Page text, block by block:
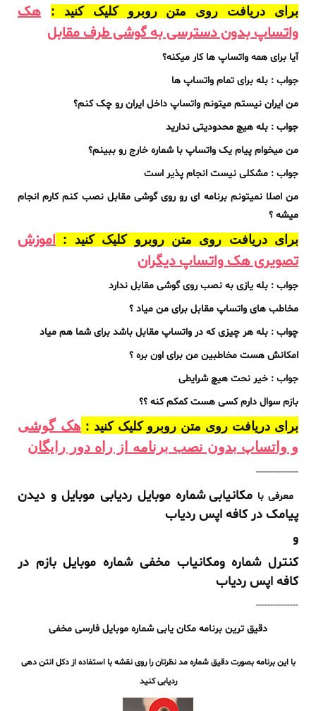
برای دریافت روی متن روبرو کلیک کنید :
هک
واتساپ بدون دسترسی به گوشی طرف مقابل
آیا برای همه واتساپ ها کار میکنه؟
جواب : بله برای تمام واتساپ ها
من ایران نیستم میتونم واتساپ داخل ایران رو چک کنم؟
جواب : بله هیچ محدودیتی ندارید
من میخوام پیام یک واتساپ با شماره خارج رو ببینم؟
جواب : مشکلی نیست انجام پذیر است
من اصلا نمیتونم برنامه ای رو روی گوشی مقابل نصب کنم کارم انجام
میشه ؟
برای دریافت روی متن روبرو کلیک کنید : اموزش
تصویری هک واتساپ دیگران
جواب : بله یازی به نصب روی گوشی مقابل ندارد
مخاطب های واتساپ مقابل برای من میاد ؟
چواب : بله هر چیزی که در واتساپ مقابل باشد برای شما هم میاد
امکانش هست مخاطبین من برای اون بره ؟
جواب : خیر نحت هیچ شرایطی
بازم سوال دارم کسی هست کمکم کنه ؟؟
برای دریافت روی متن روبرو کلیک کنید : هک گوشی
و واتساپ بدون نصب برنامه از راه دور رایگان
---------------
معرفی با مکانیابی شماره موبایل ردیابی موبایل و دیدن
پیامک در کافه اپس ردیاب
و
کنترل شماره ومکانیاب مخفی شماره موبایل بازم در
کافه اپس ردیاب
---------------
دقیق ترین برنامه مکان یابی شماره موبایل فارسی مخفی
با این برنامه بصورت دقیق شماره مد نظرتان را روی نقشه با استفاده از دکل انتن دهی
ردیابی کنید